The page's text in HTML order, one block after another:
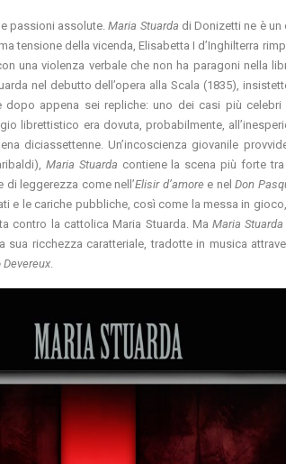
e passioni assolute.Maria Stuarda di Donizetti ne è
tensione della vicenda, Elisabetta I d’Inghilterra
una violenza verbale che non ha paragoni nella
nel debutto dell’opera alla Scala (1835),
appena sei repliche: uno dei casi più celebri
librettistico era dovuta, probabilmente,
diciassettenne. Un’incoscienza giovanile
Maria Stuarda contiene la scena più forte
di leggerezza come nell’Elisir d’amore e nelDon
e le cariche pubbliche, così come la messa in
contro la cattolica Maria Stuarda. MaMaria Stuarda
ricchezza caratteriale, tradotte in musica
Devereux.